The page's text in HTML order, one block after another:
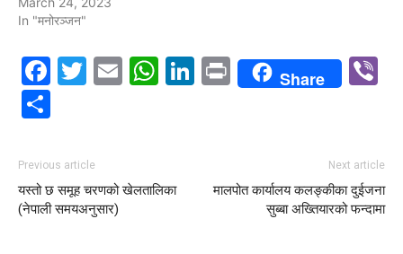
In "मनोरञ्जन"
Facebook
Twitter
EmailWhatsApp
LinkedIn
PrintShare
Previous article
यस्तो छ समूह चरणको खेलतालिका
(नेपाली समयअनुसार)
Next article
मालपोत कार्यालय कलङ्कीका दुईजना
सुब्बा अख्तियारको फन्दामा